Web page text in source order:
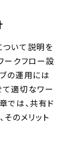
いて説明を
ークフロー設
の運用には
適切なワー
では、共有ド
のメリット